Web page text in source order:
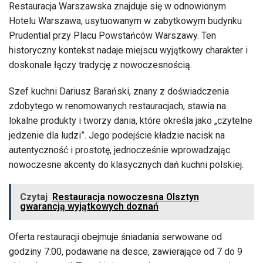
Restauracja Warszawska znajduje się w odnowionym
Hotelu Warszawa, usytuowanym w zabytkowym budynku
Prudential przy Placu Powstańców Warszawy. Ten
historyczny kontekst nadaje miejscu wyjątkowy charakter i
doskonale łączy tradycję z nowoczesnością.
Szef kuchni Dariusz Barański, znany z doświadczenia
zdobytego w renomowanych restauracjach, stawia na
lokalne produkty i tworzy dania, które określa jako „czytelne
jedzenie dla ludzi”. Jego podejście kładzie nacisk na
autentyczność i prostotę, jednocześnie wprowadzając
nowoczesne akcenty do klasycznych dań kuchni polskiej.
Czytaj Restauracja nowoczesna Olsztyn
gwarancją wyjątkowych doznań
Oferta restauracji obejmuje śniadania serwowane od
godziny 7:00, podawane na desce, zawierające od 7 do 9